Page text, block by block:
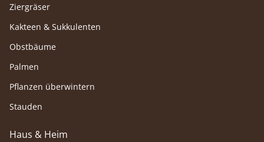
Ziergräser
Kakteen & Sukkulenten
Obstbäume
Palmen
Pflanzen überwintern
Stauden
Haus & Heim